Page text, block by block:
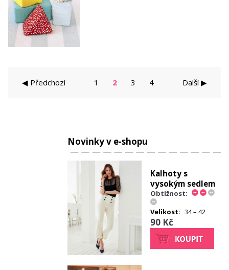
◀ Předchozí 1 2 3 4 Další ▶
Novinky v e-shopu
Kalhoty s
vysokým sedlem
Obtížnost:
Velikost: 34 – 42
90 Kč